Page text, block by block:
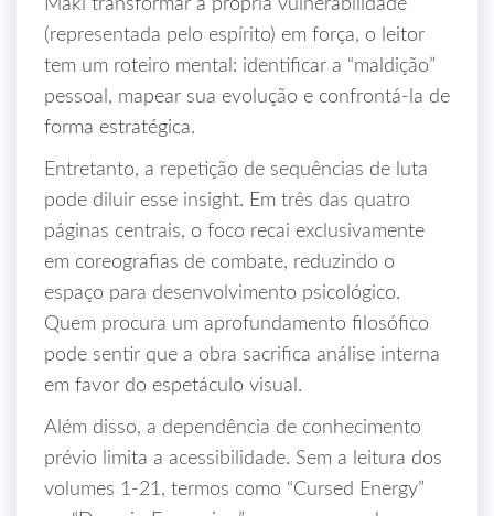
Maki transformar a própria vulnerabilidade
(representada pelo espírito) em força, o leitor
tem um roteiro mental: identificar a “maldição”
pessoal, mapear sua evolução e confrontá‑la de
forma estratégica.
Entretanto, a repetição de sequências de luta
pode diluir esse insight. Em três das quatro
páginas centrais, o foco recai exclusivamente
em coreografias de combate, reduzindo o
espaço para desenvolvimento psicológico.
Quem procura um aprofundamento filosófico
pode sentir que a obra sacrifica análise interna
em favor do espetáculo visual.
Além disso, a dependência de conhecimento
prévio limita a acessibilidade. Sem a leitura dos
volumes 1‑21, termos como “Cursed Energy”